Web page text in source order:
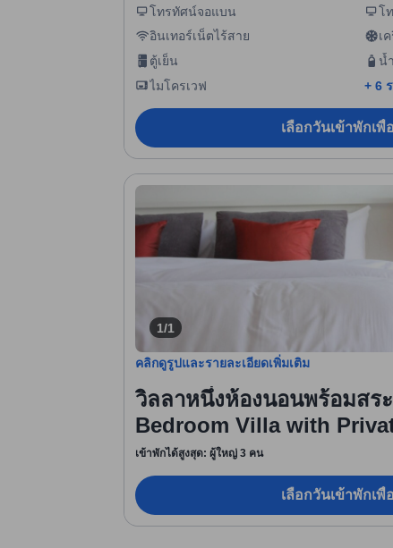
โทรทัศน์จอแบน
โ
อินเทอร์เน็ตไร้สาย
เ
ตู้เย็น
น้
ไมโครเวฟ
+ 6
เลือกวันเข้าพักเพื่
1/1
คลิกดูรูปและรายละเอียดเพิ่มเติม
วิลลาหนึ่งห้องนอนพร้อมสร
Bedroom Villa with
เข้าพักได้สูงสุด: ผู้ใหญ่ 3 คน
เลือกวันเข้าพักเพื่